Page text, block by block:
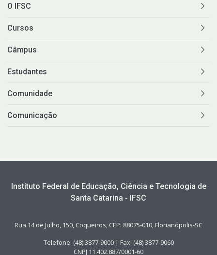
O IFSC
Cursos
Câmpus
Estudantes
Comunidade
Comunicação
Instituto Federal de Educação, Ciência e Tecnologia de
Santa Catarina - IFSC
Rua 14 de Julho, 150, Coqueiros, CEP: 88075-010, Florianópolis-SC
Telefone: (48) 3877-9000 | Fax: (48) 3877-9060
CNPJ 11.402.887/0001-60